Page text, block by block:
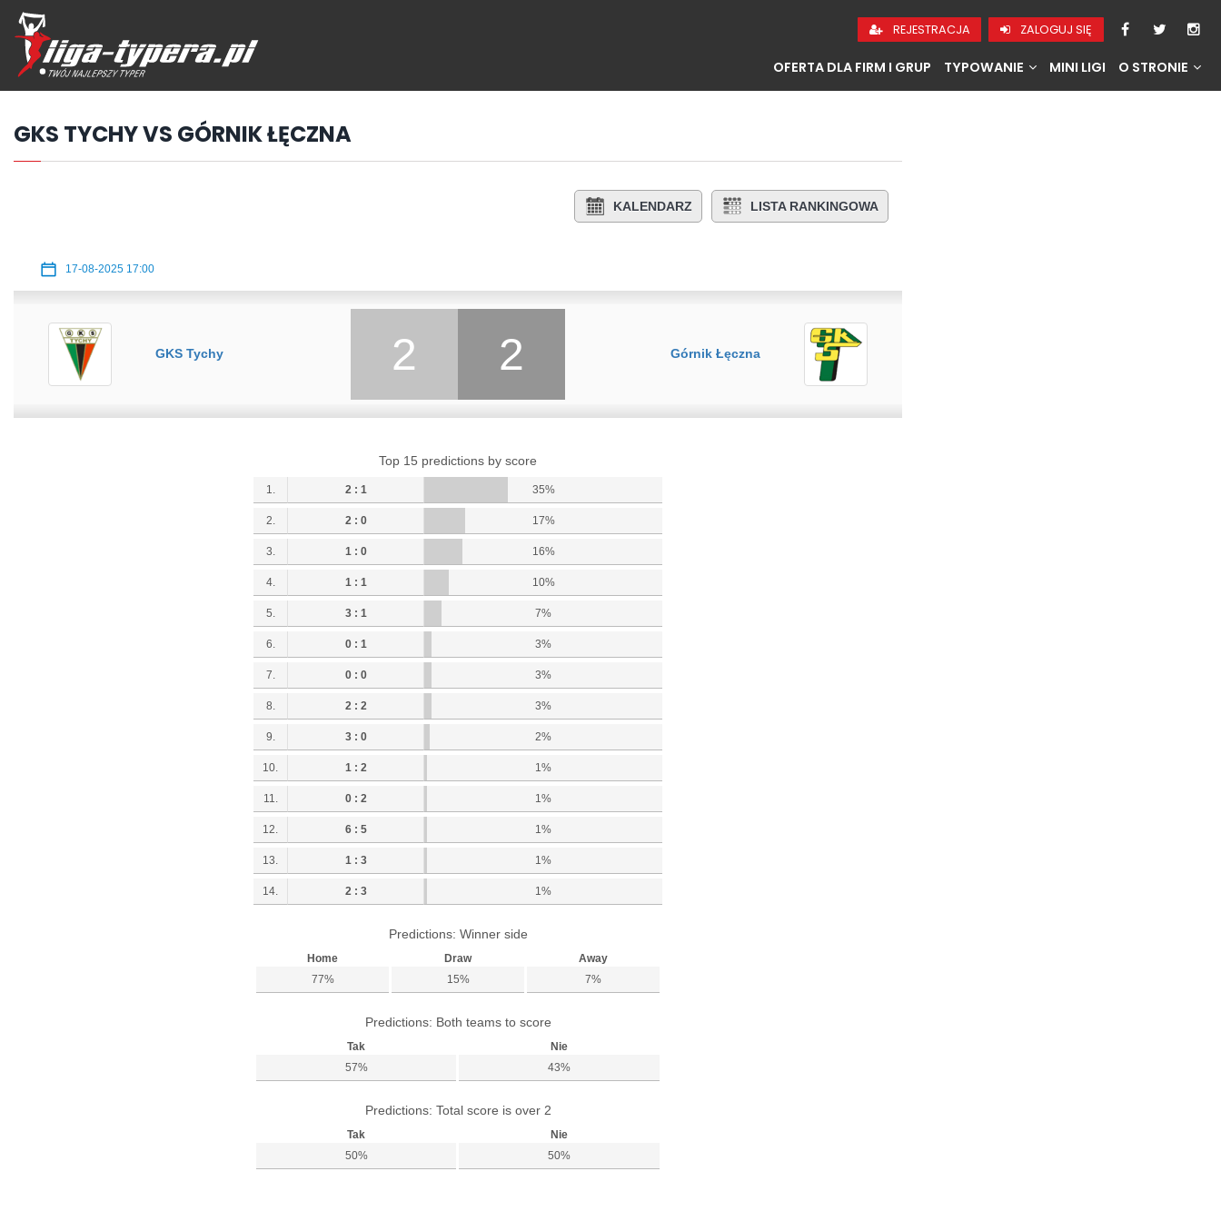
Przejdź
hdo
treści
REJESTRACJA ZALOGUJ SIĘ
OFERTA DLA FIRM I GRUP TYPOWANIE MINI LIGI O STRONIE
GKS TYCHY VS GÓRNIK ŁĘCZNA
KALENDARZ LISTA RANKINGOWA
17-08-2025 17:00
GKS Tychy 2 2 Górnik Łęczna
Top 15 predictions by score
1. 2 : 1 35%
2. 2 : 0 17%
3. 1 : 0 16%
4. 1 : 1 10%
5. 3 : 1 7%
6. 0 : 1 3%
7. 0 : 0 3%
8. 2 : 2 3%
9. 3 : 0 2%
10. 1 : 2 1%
11. 0 : 2 1%
12. 6 : 5 1%
13. 1 : 3 1%
14. 2 : 3 1%
Predictions: Winner side
Home Draw
Away
77%
15% 7%
Predictions: Both teams to score
Tak
Nie
57%
43%
Predictions: Total score is over 2
Tak
Nie
50%
50%